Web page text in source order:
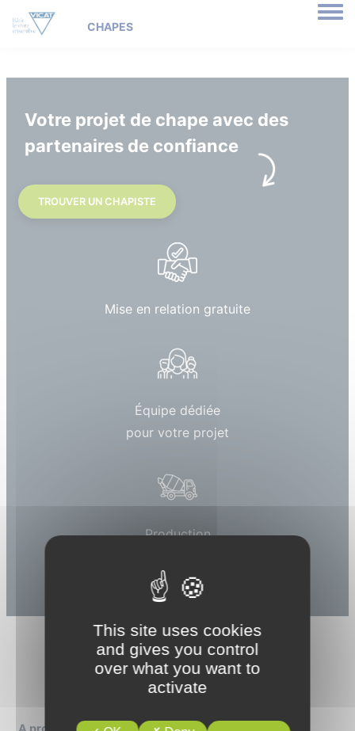
Votre projet de chape avec des
partenaires de confiance
TROUVER UN CHAPISTE
Mise en relation gratuite
Équipe dédiée
pour votre projet
Production
This site uses cookies
and gives you control
over what you want to
activate